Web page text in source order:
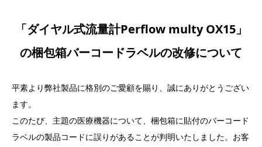
「ダイヤル式流量計Perflow multy OX15」
の梱包箱バーコードラベルの改修について
平素より弊社製品に格別のご愛顧を賜り、誠にありがとうござい
ます。
このたび、主題の医療機器について、梱包箱に貼付のバーコード
ラベルの製品コードに誤りがあることが判明いたしました。お客